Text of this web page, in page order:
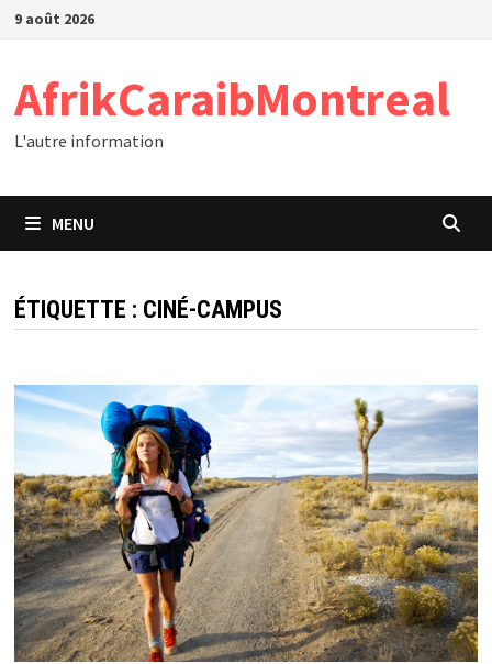
Passer
9 août 2026
AfrikCaraibMontreal
L'autre information
MENU
ÉTIQUETTE : CINÉ-CAMPUS